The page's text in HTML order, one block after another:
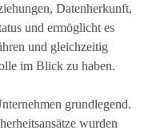
Datenherkunft,
und ermöglicht es
und gleichzeitig
im Blick zu haben.
grundlegend.
wurden